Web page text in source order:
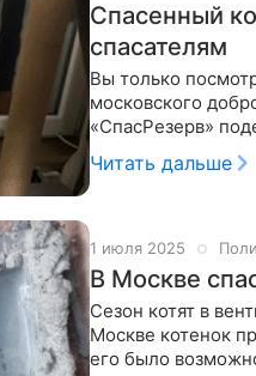
Спасенный
спасателям
Вы только
московского
«СпасРезерв»
вылететь в трубу
Читать дальше
1 июля 2025
В Москве
Сезон котят в
Москве котенок
его было